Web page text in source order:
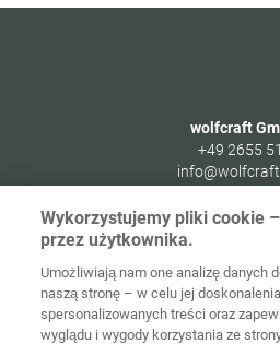
wolfcraft
+49 2655
56746
Wykorzystujemy pliki cookie
przez użytkownika.
Umożliwiają nam one analizę danych
naszą stronę – w celu jej
spersonalizowanych treści oraz
wyglądu i wygody korzystania ze